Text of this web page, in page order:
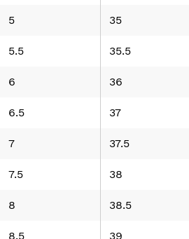
5 35
5.5 35.5
6 36
6.5 37
7 37.5
7.5 38
8 38.5
8.5 39